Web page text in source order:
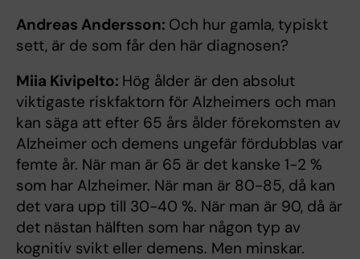
Andreas Andersson: Och hur gamla, typiskt
sett, är de som får den här diagnosen?
Miia Kivipelto: Hög ålder är den absolut
viktigaste riskfaktorn för Alzheimers och man
kan säga att efter 65 års ålder förekomsten av
Alzheimer och demens ungefär fördubblas var
femte år. När man är 65 är det kanske 1-2 %
som har Alzheimer. När man är 80-85, då kan
det vara upp till 30-40 %. När man är 90, då är
det nästan hälften som har någon typ av
kognitiv svikt eller demens. Men minskar.